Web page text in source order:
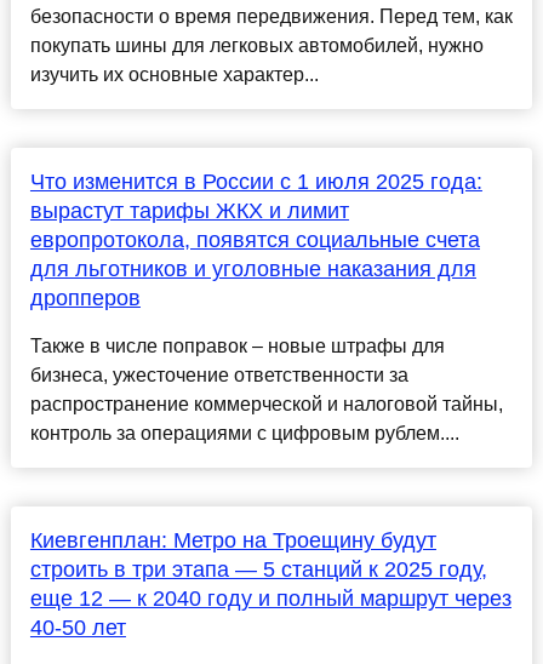
безопасности о время передвижения. Перед тем, как
покупать шины для легковых автомобилей, нужно
изучить их основные характер...
Что изменится в России с 1 июля 2025 года:
вырастут тарифы ЖКХ и лимит
европротокола, появятся социальные счета
для льготников и уголовные наказания для
дропперов
Также в числе поправок – новые штрафы для
бизнеса, ужесточение ответственности за
распространение коммерческой и налоговой тайны,
контроль за операциями с цифровым рублем....
Киевгенплан: Метро на Троещину будут
строить в три этапа — 5 станций к 2025 году,
еще 12 — к 2040 году и полный маршрут через
40-50 лет